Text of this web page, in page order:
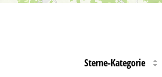
Sterne-Kategorie